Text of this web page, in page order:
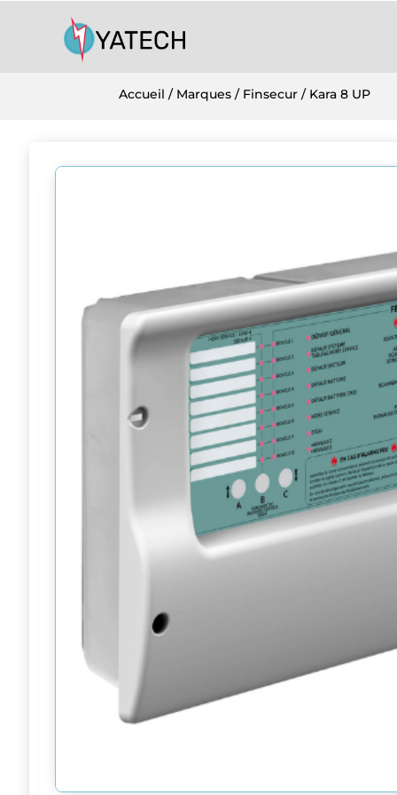
Accueil / Marques / Finsecur / Kara 8 UP